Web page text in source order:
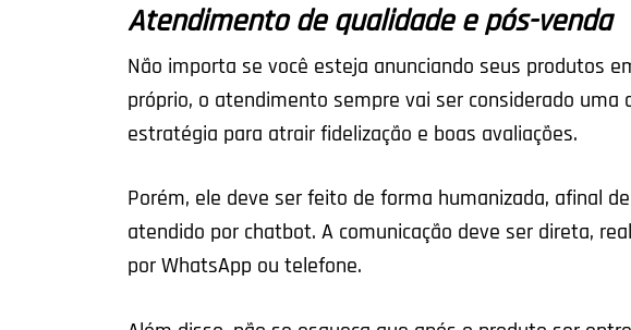
Atendimento de qualidade e pós-venda
Não importa se você esteja anunciando seus produtos
próprio, o atendimento sempre vai ser considerado uma
estratégia para atrair fidelização e boas avaliações.
Porém, ele deve ser feito de forma humanizada, afinal
atendido por chatbot. A comunicação deve ser direta,
por WhatsApp ou telefone.